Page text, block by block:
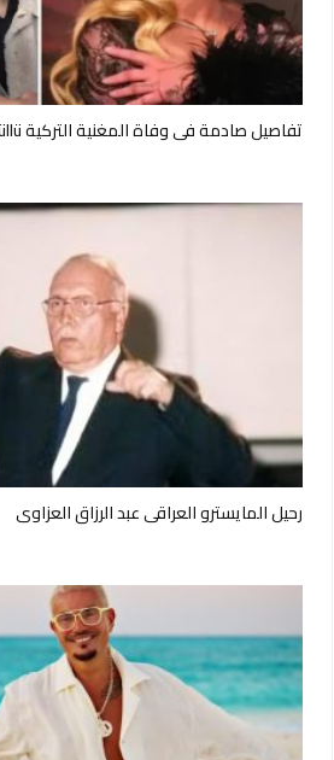
تفاصيل صادمة في وفاة المغنية التركية Güllü.. ابنتها قتلتها عمداً
رحيل المايسترو العراقي عبد الرزاق العزاوي